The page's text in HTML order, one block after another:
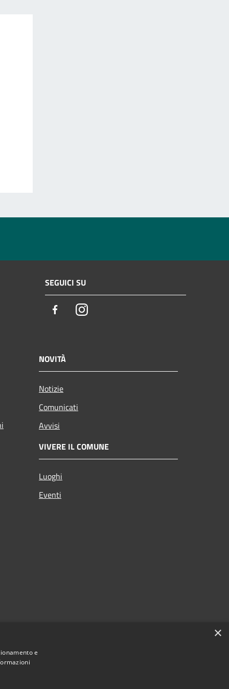
SEGUICI SU
FacebookInstagram
NOVITÀ
Notizie
Comunicati
Avvisi
VIVERE IL COMUNE
Luoghi
Eventi
×
e